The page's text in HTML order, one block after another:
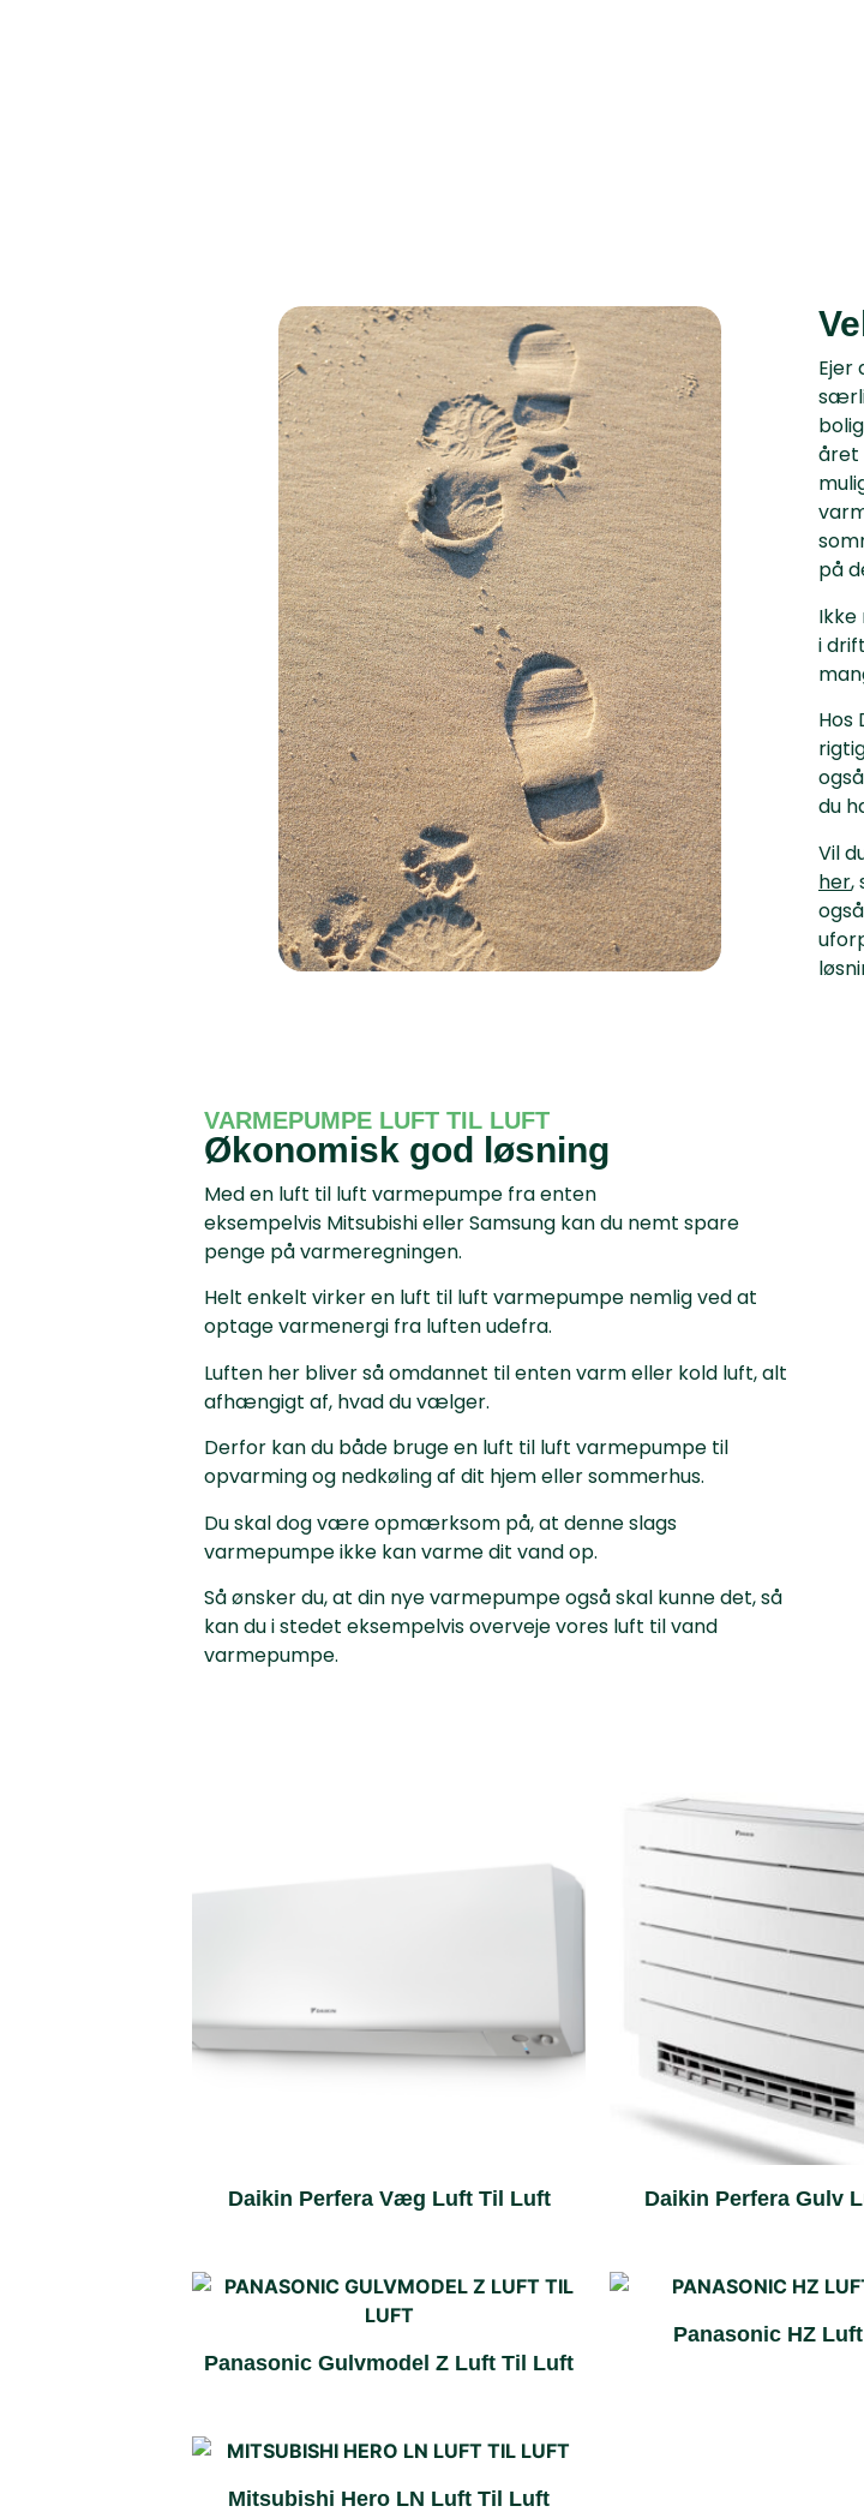
Ejer
året
på
i
Hos
du
Vil
her,
VARMEPUMPE LUFT TIL LUFT
Økonomisk god løsning
Med en luft til luft varmepumpe fra enten
eksempelvis Mitsubishi eller Samsung kan du nemt spare
penge på varmeregningen.
Helt enkelt virker en luft til luft varmepumpe nemlig ved at
optage varmenergi fra luften udefra.
Luften her bliver så omdannet til enten varm eller kold luft, alt
afhængigt af, hvad du vælger.
Derfor kan du både bruge en luft til luft varmepumpe til
opvarming og nedkøling af dit hjem eller sommerhus.
Du skal dog være opmærksom på, at denne slags
varmepumpe ikke kan varme dit vand op.
Så ønsker du, at din nye varmepumpe også skal kunne det, så
kan du i stedet eksempelvis overveje vores luft til vand
varmepumpe.
Daikin Perfera Væg Luft Til Luft Daikin Perfera Gulv
Panasonic Gulvmodel Z Luft Til Luft
Panasonic HZ
Mitsubishi Hero LN Luft Til Luft